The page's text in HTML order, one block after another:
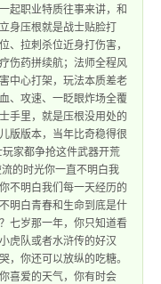
起职业特质往事来讲，和
身压根就是战士贴脸打
、拉刺杀位近身打伤害，
伤药拼续航；法师全程风
中心打架，玩法本质差老
、攻速、一眨眼炸场全覆
手里，就是压根没用处的
版版本，当年比奇稳得很
家都争抢这件武器开荒
的时光你一直不明白我
不明白我们每一天经历的
明白青春和生命到底是什
七岁那一年，你只知道看
虎队或者水浒传的好汉
，你还可以放纵的吃糖。
喜爱的天气，你有时会